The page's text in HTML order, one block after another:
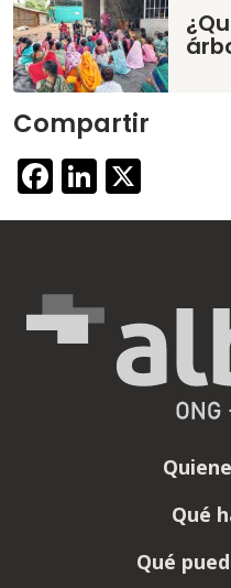
Compartir
Facebook
LinkedIn
Qué
Qué